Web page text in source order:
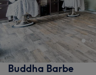
Buddha Barbe